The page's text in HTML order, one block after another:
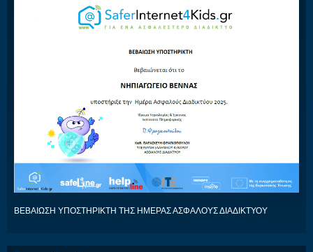
ΒΕΒΑΙΩΣΗ ΥΠΟΣΤΗΡΙΚΤΗ ΤΗΣ ΗΜΕΡΑΣ ΑΣΦΑΛΟΥΣ ΔΙΑΔΙΚΤΥΟΥ